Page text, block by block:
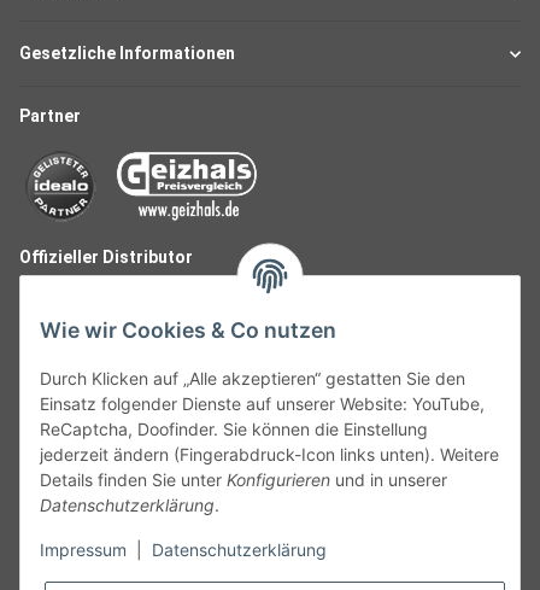
Gesetzliche Informationen
Partner
Offizieller Distributor
Follow Us
Wie wir Cookies & Co nutzen
Durch Klicken auf „Alle akzeptieren“ gestatten Sie den
Einsatz folgender Dienste auf unserer Website: YouTube,
ReCaptcha, Doofinder. Sie können die Einstellung
jederzeit ändern (Fingerabdruck-Icon links unten). Weitere
Details finden Sie unter Konfigurieren und in unserer
Datenschutzerklärung.
Impressum Datenschutzerklärung